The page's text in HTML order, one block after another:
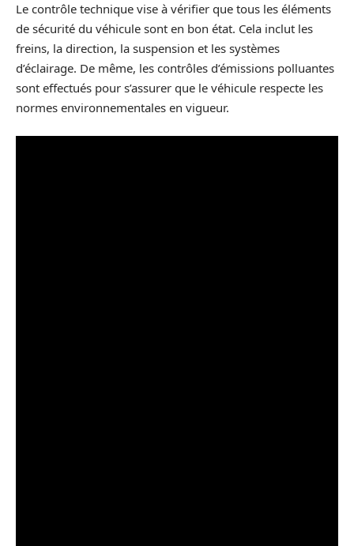
Le contrôle technique vise à vérifier que tous les éléments
de sécurité du véhicule sont en bon état. Cela inclut les
freins, la direction, la suspension et les systèmes
d’éclairage. De même, les contrôles d’émissions polluantes
sont effectués pour s’assurer que le véhicule respecte les
normes environnementales en vigueur.